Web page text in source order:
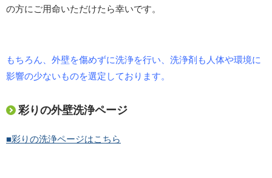
の方にご用命いただけたら幸いです。
もちろん、外壁を傷めずに洗浄を行い、洗浄剤も人体や環境に
影響の少ないものを選定しております。
彩りの外壁洗浄ページ
■彩りの洗浄ページはこちら